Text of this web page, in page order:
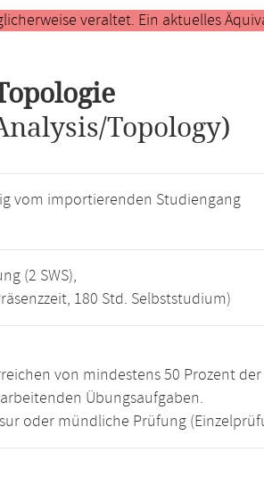
veraltet. Ein aktuelles
Topology)
vom importierenden Studiengang
(2 SWS),
180 Std. Selbststudium)
von mindestens 50 Prozent
Übungsaufgaben.
oder mündliche Prüfung